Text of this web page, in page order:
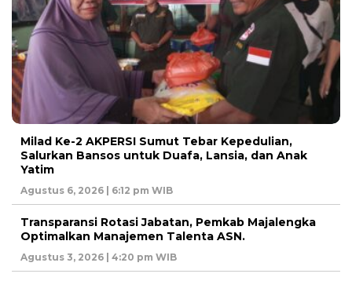
Milad Ke-2 AKPERSI Sumut Tebar Kepedulian,
Salurkan Bansos untuk Duafa, Lansia, dan Anak
Yatim
Agustus 6, 2026 | 6:12 pm WIB
Transparansi Rotasi Jabatan, Pemkab Majalengka
Optimalkan Manajemen Talenta ASN.
Agustus 3, 2026 | 4:20 pm WIB